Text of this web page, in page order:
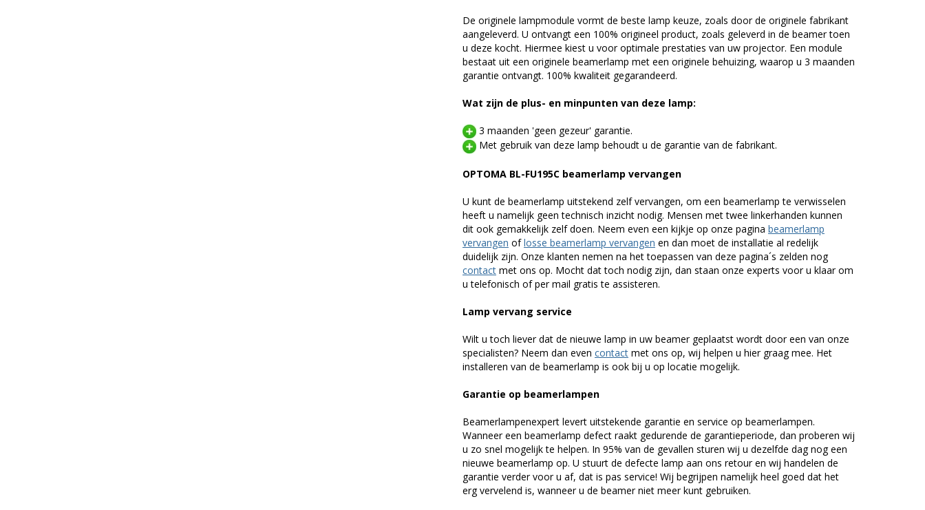
De originele lampmodule vormt de beste lamp keuze, zoals door de originele fabrikant
aangeleverd. U ontvangt een 100% origineel product, zoals geleverd in de beamer toen
u deze kocht. Hiermee kiest u voor optimale prestaties van uw projector. Een module
bestaat uit een originele beamerlamp met een originele behuizing, waarop u 3 maanden
garantie ontvangt. 100% kwaliteit gegarandeerd.
Wat zijn de plus- en minpunten van deze lamp:
3 maanden 'geen gezeur' garantie.
Met gebruik van deze lamp behoudt u de garantie van de fabrikant.
OPTOMA BL-FU195C beamerlamp vervangen
U kunt de beamerlamp uitstekend zelf vervangen, om een beamerlamp te verwisselen
heeft u namelijk geen technisch inzicht nodig. Mensen met twee linkerhanden kunnen
dit ook gemakkelijk zelf doen. Neem even een kijkje op onze pagina beamerlamp
vervangen oflosse beamerlamp vervangen en dan moet de installatie al redelijk
duidelijk zijn. Onze klanten nemen na het toepassen van deze pagina´s zelden nog
contact met ons op. Mocht dat toch nodig zijn, dan staan onze experts voor u klaar om
u telefonisch of per mail gratis te assisteren.
Lamp vervang service
Wilt u toch liever dat de nieuwe lamp in uw beamer geplaatst wordt door een van onze
specialisten? Neem dan even contact met ons op, wij helpen u hier graag mee. Het
installeren van de beamerlamp is ook bij u op locatie mogelijk.
Garantie op beamerlampen
Beamerlampenexpert levert uitstekende garantie en service op beamerlampen.
Wanneer een beamerlamp defect raakt gedurende de garantieperiode, dan proberen wij
u zo snel mogelijk te helpen. In 95% van de gevallen sturen wij u dezelfde dag nog een
nieuwe beamerlamp op. U stuurt de defecte lamp aan ons retour en wij handelen de
garantie verder voor u af, dat is pas service! Wij begrijpen namelijk heel goed dat het
erg vervelend is, wanneer u de beamer niet meer kunt gebruiken.